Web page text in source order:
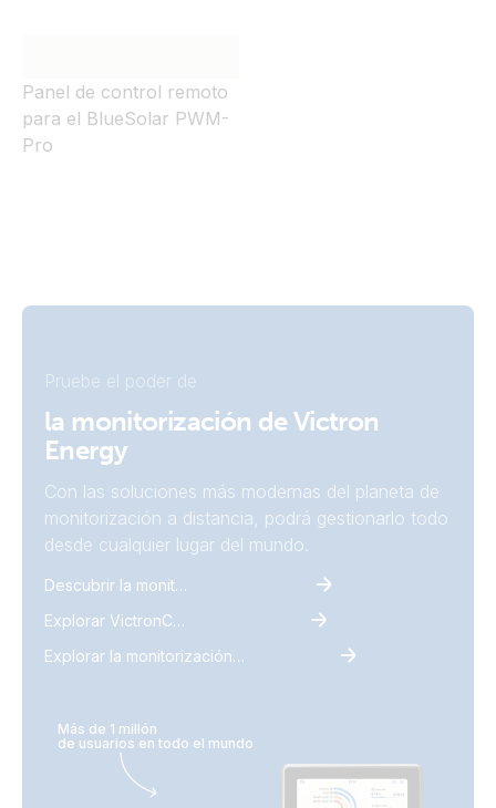
Panel de control remoto
para el BlueSolar PWM-
Pro
Pruebe el poder de
la monitorización de Victron
Energy
Con las soluciones más modernas del planeta de
monitorización a distancia, podrá gestionarlo todo
desde cualquier lugar del mundo.
Descubrir la monitorización
Explorar VictronConnect
Explorar la monitorización remota de Victron
Más de 1 millón
de usuarios en todo el mundo